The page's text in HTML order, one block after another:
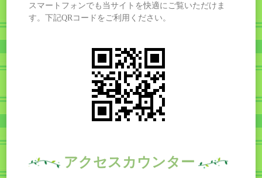
スマートフォンでも当サイトを快適にご覧いただけま
す。下記QRコードをご利用ください。
アクセスカウンター